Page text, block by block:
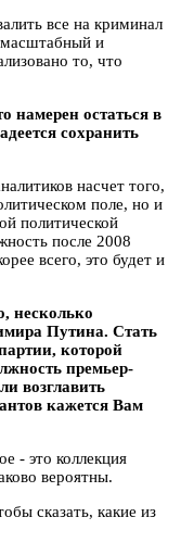
все на криминал
и
то, что
намерен остаться в
сохранить
насчет того,
поле, но и
политической
после 2008
всего, это будет и
несколько
Путина. Стать
которой
премьер-
возглавить
кажется Вам
- это коллекция
вероятны.
сказать, какие из